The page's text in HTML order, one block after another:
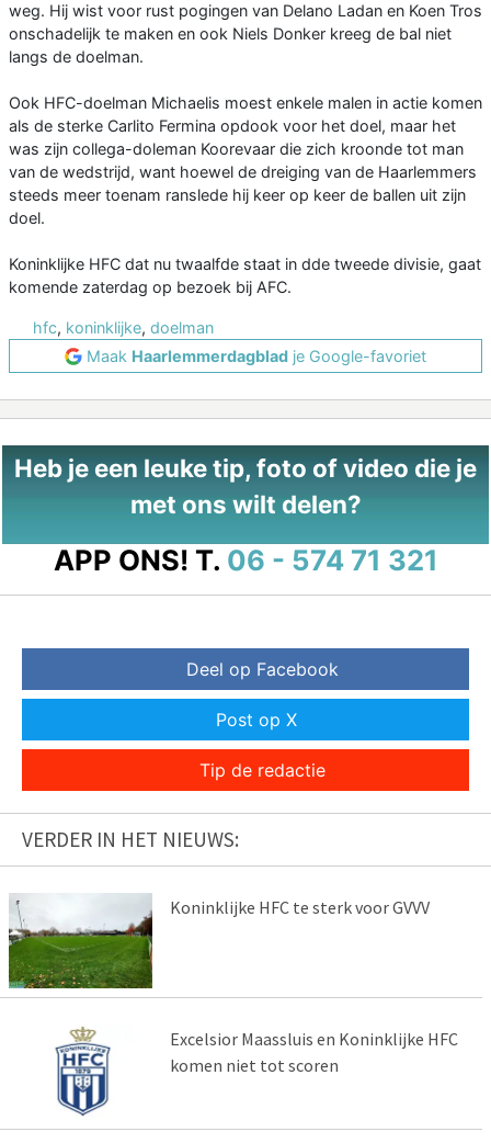
weg. Hij wist voor rust pogingen van Delano Ladan en Koen Tros
onschadelijk te maken en ook Niels Donker kreeg de bal niet
langs de doelman.
Ook HFC-doelman Michaelis moest enkele malen in actie komen
als de sterke Carlito Fermina opdook voor het doel, maar het
was zijn collega-doleman Koorevaar die zich kroonde tot man
van de wedstrijd, want hoewel de dreiging van de Haarlemmers
steeds meer toenam ranslede hij keer op keer de ballen uit zijn
doel.
Koninklijke HFC dat nu twaalfde staat in dde tweede divisie, gaat
komende zaterdag op bezoek bij AFC.
hfc, koninklijke, doelman
Maak Haarlemmerdagblad je Google-favoriet
Heb je een leuke tip, foto of video die je
met ons wilt delen?
APP ONS! T. 06 - 574 71 321
Deel op Facebook
Post op X
Tip de redactie
VERDER IN HET NIEUWS:
Koninklijke HFC te sterk voor GVVV
Excelsior Maassluis en Koninklijke HFC
komen niet tot scoren